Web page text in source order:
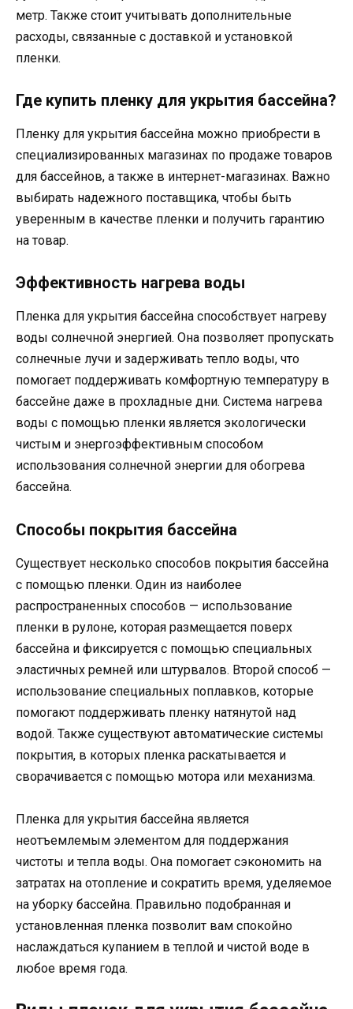
метр. Также стоит учитывать дополнительные
расходы, связанные с доставкой и установкой
пленки.
Где купить пленку для укрытия бассейна?
Пленку для укрытия бассейна можно приобрести в
специализированных магазинах по продаже товаров
для бассейнов, а также в интернет-магазинах. Важно
выбирать надежного поставщика, чтобы быть
уверенным в качестве пленки и получить гарантию
на товар.
Эффективность нагрева воды
Пленка для укрытия бассейна способствует нагреву
воды солнечной энергией. Она позволяет пропускать
солнечные лучи и задерживать тепло воды, что
помогает поддерживать комфортную температуру в
бассейне даже в прохладные дни. Система нагрева
воды с помощью пленки является экологически
чистым и энергоэффективным способом
использования солнечной энергии для обогрева
бассейна.
Способы покрытия бассейна
Существует несколько способов покрытия бассейна
с помощью пленки. Один из наиболее
распространенных способов — использование
пленки в рулоне, которая размещается поверх
бассейна и фиксируется с помощью специальных
эластичных ремней или штурвалов. Второй способ —
использование специальных поплавков, которые
помогают поддерживать пленку натянутой над
водой. Также существуют автоматические системы
покрытия, в которых пленка раскатывается и
сворачивается с помощью мотора или механизма.
Пленка для укрытия бассейна является
неотъемлемым элементом для поддержания
чистоты и тепла воды. Она помогает сэкономить на
затратах на отопление и сократить время, уделяемое
на уборку бассейна. Правильно подобранная и
установленная пленка позволит вам спокойно
наслаждаться купанием в теплой и чистой воде в
любое время года.